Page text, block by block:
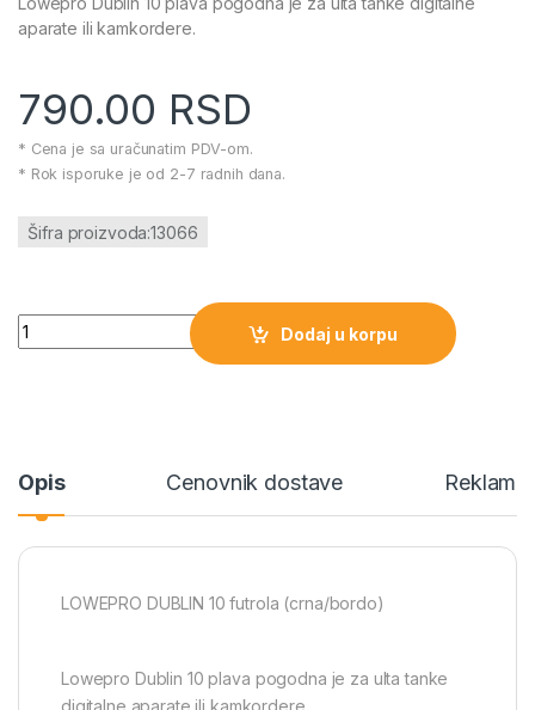
aparate ili kamkordere.
790.00 RSD
* Cena je sa uračunatim PDV-om.
* Rok isporuke je od 2-7 radnih dana.
Šifra proizvoda:13066
LOWEPRO DUBLIN 10 futrola (crna/bordo) količina
Dodaj u korpu
Opis Cenovnik dostave
LOWEPRO DUBLIN 10 futrola (crna/bordo)
Lowepro Dublin 10 plava pogodna je za ulta tanke